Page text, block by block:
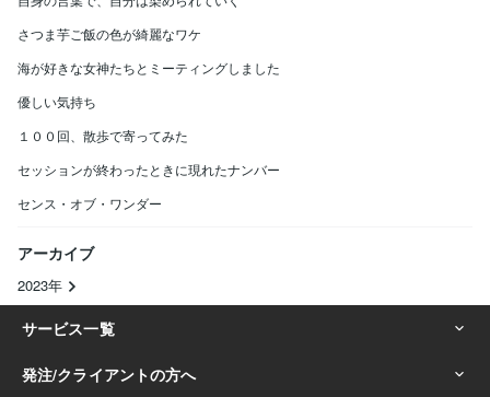
さつま芋ご飯の色が綺麗なワケ
海が好きな女神たちとミーティングしました
優しい気持ち
１００回、散歩で寄ってみた
セッションが終わったときに現れたナンバー
センス・オブ・ワンダー
アーカイブ
2023年